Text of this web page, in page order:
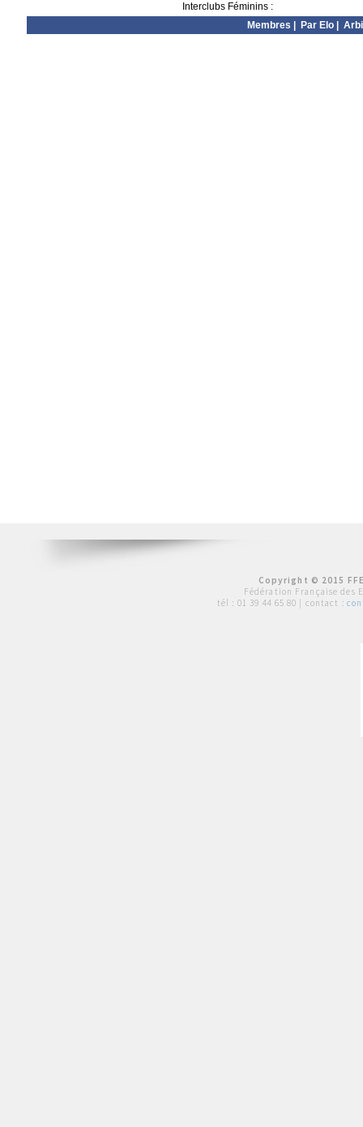
Interclubs Féminins :
Membres
Par Elo
Copyright © 2015
Fédération Française des
tél : 01 39 44 65 80 | contact :